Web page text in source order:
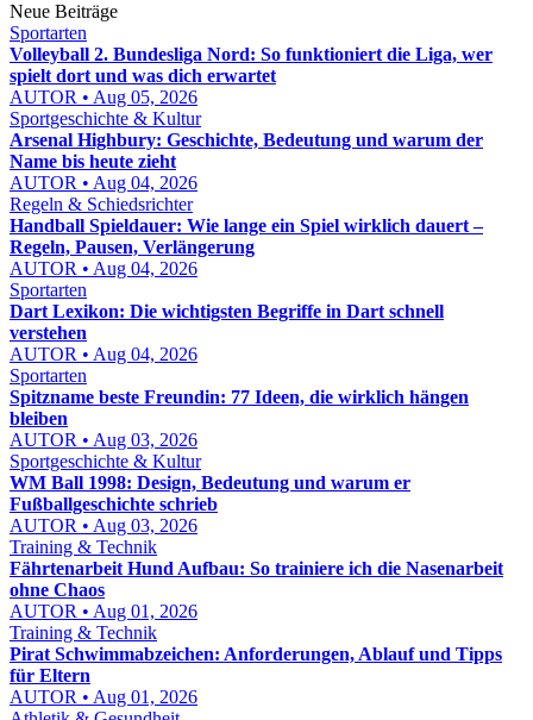
Neue Beiträge
Sportarten
Volleyball 2. Bundesliga Nord: So funktioniert die Liga, wer
spielt dort und was dich erwartet
AUTOR • Aug 05, 2026
Sportgeschichte & Kultur
Arsenal Highbury: Geschichte, Bedeutung und warum der
Name bis heute zieht
AUTOR • Aug 04, 2026
Regeln & Schiedsrichter
Handball Spieldauer: Wie lange ein Spiel wirklich dauert –
Regeln, Pausen, Verlängerung
AUTOR • Aug 04, 2026
Sportarten
Dart Lexikon: Die wichtigsten Begriffe in Dart schnell
verstehen
AUTOR • Aug 04, 2026
Sportarten
Spitzname beste Freundin: 77 Ideen, die wirklich hängen
bleiben
AUTOR • Aug 03, 2026
Sportgeschichte & Kultur
WM Ball 1998: Design, Bedeutung und warum er
Fußballgeschichte schrieb
AUTOR • Aug 03, 2026
Training & Technik
Fährtenarbeit Hund Aufbau: So trainiere ich die Nasenarbeit
ohne Chaos
AUTOR • Aug 01, 2026
Training & Technik
Pirat Schwimmabzeichen: Anforderungen, Ablauf und Tipps
für Eltern
AUTOR • Aug 01, 2026